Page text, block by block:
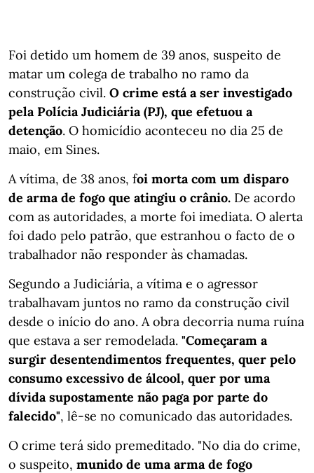
Foi detido um homem de 39 anos, suspeito de
matar um colega de trabalho no ramo da
construção civil. O crime está a ser investigado
pela Polícia Judiciária (PJ), que efetuou a
detenção. O homicídio aconteceu no dia 25 de
maio, em Sines.
A vítima, de 38 anos, foi morta com um disparo
de arma de fogo que atingiu o crânio. De acordo
com as autoridades, a morte foi imediata. O alerta
foi dado pelo patrão, que estranhou o facto de o
trabalhador não responder às chamadas.
Segundo a Judiciária, a vítima e o agressor
trabalhavam juntos no ramo da construção civil
desde o início do ano. A obra decorria numa ruína
que estava a ser remodelada. "Começaram a
surgir desentendimentos frequentes, quer pelo
consumo excessivo de álcool, quer por uma
dívida supostamente não paga por parte do
falecido", lê-se no comunicado das autoridades.
O crime terá sido premeditado. "No dia do crime,
o suspeito, munido de uma arma de fogo